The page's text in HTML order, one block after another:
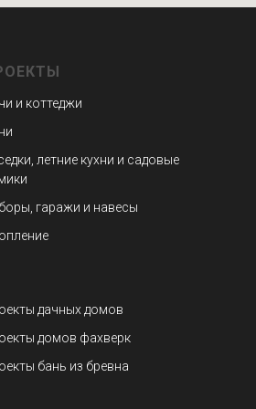
и коттеджи
летние кухни и садовые
гаражи и навесы
дачных домов
домов фахверк
бань из бревна